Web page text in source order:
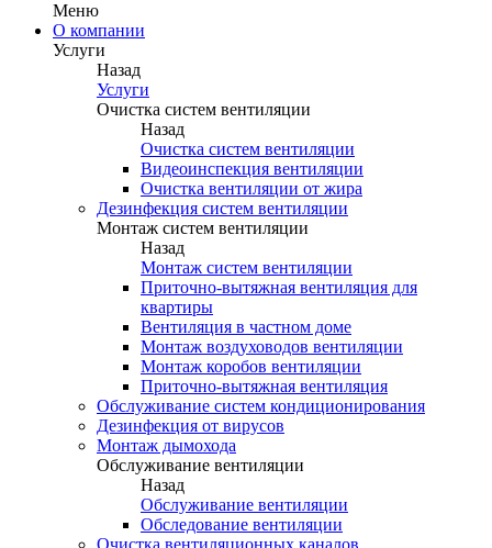
Меню
О компании
Услуги
Назад
Услуги
Очистка систем вентиляции
Назад
Очистка систем вентиляции
Видеоинспекция вентиляции
Очистка вентиляции от жира
Дезинфекция систем вентиляции
Монтаж систем вентиляции
Назад
Монтаж систем вентиляции
Приточно-вытяжная вентиляция для
квартиры
Вентиляция в частном доме
Монтаж воздуховодов вентиляции
Монтаж коробов вентиляции
Приточно-вытяжная вентиляция
Обслуживание систем кондиционирования
Дезинфекция от вирусов
Монтаж дымохода
Обслуживание вентиляции
Назад
Обслуживание вентиляции
Обследование вентиляции
Очистка вентиляционных каналов